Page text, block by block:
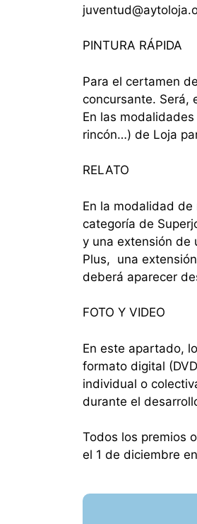
PINTURA RÁPIDA
Para el certamen
concursante. Será,
En las
rincón…) de Loja
RELATO
En la modalidad
categoría de
y una extensión de
Plus, una
deberá aparecer
FOTO Y VIDEO
En este apartado,
formato digital
individual o
durante el
Todos los premios
el 1 de diciembre